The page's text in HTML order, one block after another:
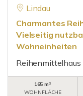
Lindau
Charmantes
Vielseitig
Wohneinheiten
Reihenmittelhaus
165 m²
WOHNFLÄCHE